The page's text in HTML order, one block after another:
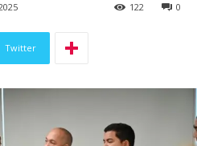
0
122
Twitter